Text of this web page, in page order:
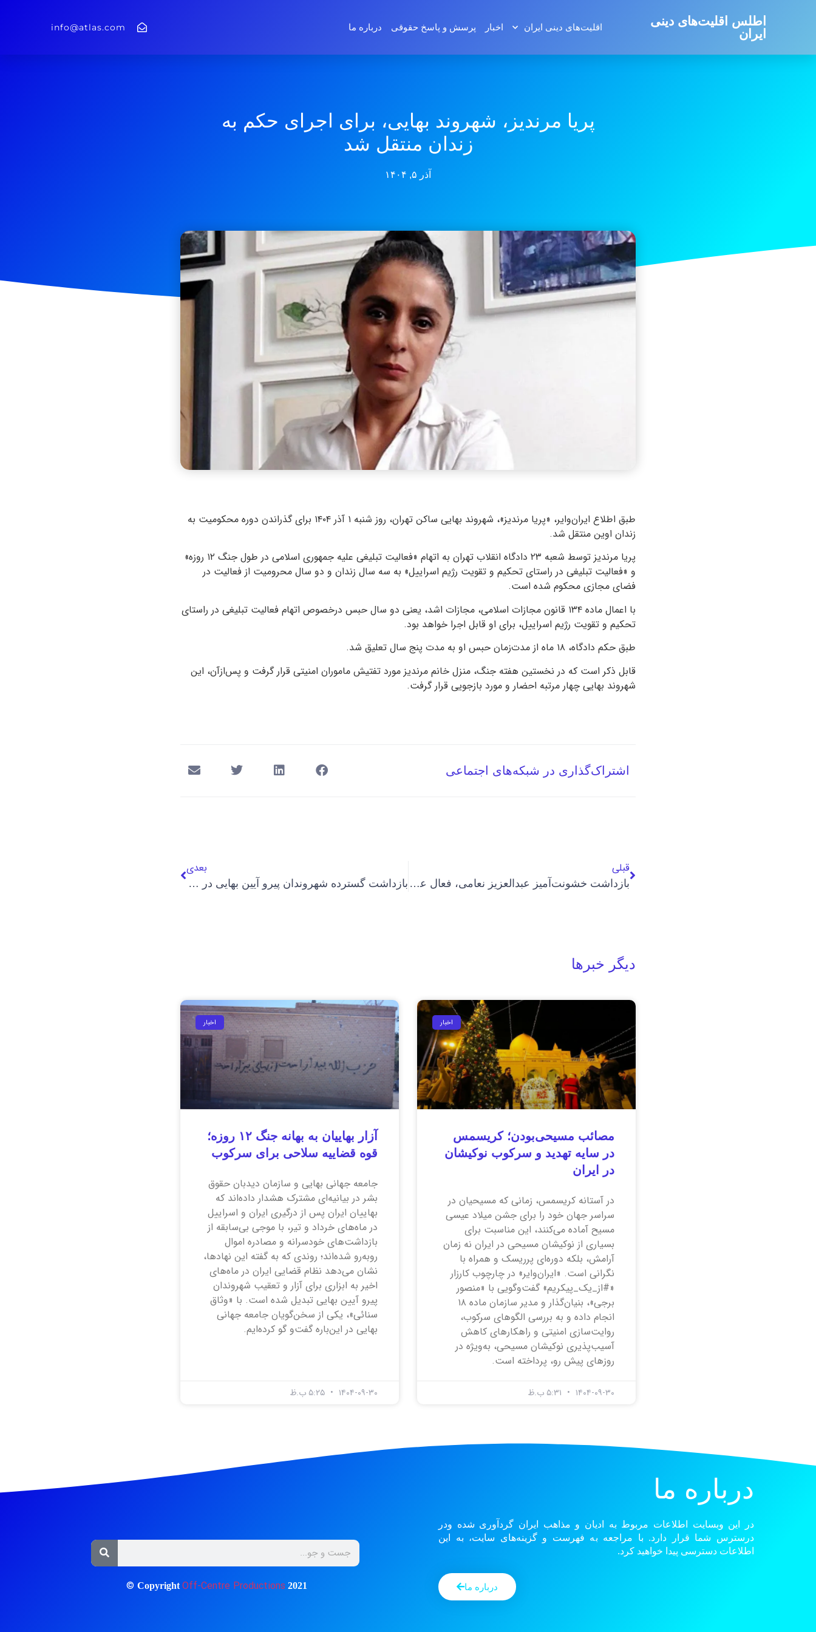
اطلس اقلیت‌های دینی
ایران
اقلیت‌های دینی ایران اخبار پرسش و پاسخ‌ حقوقی درباره ما info@atlas.com
پریا مرندیز، شهروند بهایی، برای اجرای حکم به
زندان منتقل شد
آذر ۵, ۱۴۰۴
طبق اطلاع ایران‌وایر، «پریا مرندیز»، شهروند بهایی ساکن تهران، روز شنبه ۱ آذر ۱۴۰۴ برای گذراندن دوره محکومیت به
زندان اوین منتقل شد.
پریا مرندیز توسط شعبه ۲۳ دادگاه انقلاب تهران به اتهام «فعالیت تبلیغی علیه جمهوری اسلامی در طول جنگ ۱۲ روزه»
و «فعالیت تبلیغی در راستای تحکیم و تقویت رژیم اسراییل» به سه سال زندان و دو سال محرومیت از فعالیت در
فضای مجازی محکوم شده است.
با اعمال ماده ۱۳۴ قانون مجازات اسلامی، مجازات اشد، یعنی دو سال حبس درخصوص اتهام فعالیت تبلیغی در راستای
تحکیم و تقویت رژیم اسراییل، برای او قابل اجرا خواهد بود.
طبق حکم دادگاه، ۱۸ ماه از مدت‌زمان حبس او به مدت پنج سال تعلیق شد.
قابل ذکر است که در نخستین هفته جنگ، منزل خانم مرندیز مورد تفتیش ماموران امنیتی قرار گرفت و پس‌ازآن، این
شهروند بهایی چهار مرتبه احضار و مورد بازجویی قرار گرفت.
اشتراک‌گذاری در شبکه‌های اجتماعی
قبلی
بازداشت خشونت‌آمیز عبدالعزیز نعامی، فعال عقیدتی سنی در اهواز
بعدی
بازداشت گسترده شهروندان پیرو آیین بهایی در آبان۱۴۰۴
دیگر خبرها
اخبار
مصائب مسیحی‌بودن؛ کریسمس
در سایه تهدید و سرکوب نوکیشان
در ایران
در آستانه کریسمس، زمانی که مسیحیان در
سراسر جهان خود را برای جشن میلاد عیسی
مسیح آماده می‌کنند، این مناسبت برای
بسیاری از نوکیشان مسیحی در ایران نه زمان
آرامش، بلکه دوره‌ای پرریسک و همراه با
نگرانی است. «ایران‌وایر» در چارچوب کارزار
«#از_یک_پیکریم» گفت‌وگویی با «منصور
برجی»، بنیان‌گذار و مدیر سازمان ماده ۱۸
انجام داده و به بررسی الگوهای سرکوب،
روایت‌سازی امنیتی و راهکارهای کاهش
آسیب‌پذیری نوکیشان مسیحی، به‌ویژه در
روزهای پیش رو، پرداخته است.
۱۴۰۴-۰۹-۳۰
اخبار
آزار بهاییان به بهانه جنگ ۱۲ روزه؛
قوه قضاییه سلاحی برای سرکوب
جامعه جهانی بهایی و سازمان دیدبان حقوق
بشر در بیانیه‌ای مشترک هشدار داده‌اند که
بهاییان ایران پس از درگیری ایران و اسراییل
در ماه‌های خرداد و تیر، با موجی بی‌سابقه از
بازداشت‌های خودسرانه و مصادره اموال
روبه‌رو شده‌اند؛ روندی که به گفته این نهاد‌ها،
نشان می‌دهد نظام قضایی ایران در ماه‌های
اخیر به ابزاری برای آزار و تعقیب شهروندان
پیرو آیین بهایی تبدیل شده است. با «وثاق
سنائی»، یکی از سخن‌گویان جامعه جهانی
بهایی در این‌باره گفت‌و گو کرده‌ایم.
۱۴۰۴-۰۹-۳۰
درباره ما
در این وبسایت اطلاعات مربوط به ادیان و مذاهب ایران گردآوری شده ودر
درسترس شما قرار دارد. با مراجعه به فهرست و گزینه‌های سایت، به این
اطلاعات دسترسی پیدا خواهید کرد.
درباره ما © Copyright Off-Centre Productions 2021